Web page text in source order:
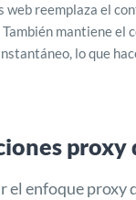
reemplaza el
mantiene el
lo que
el enfoque